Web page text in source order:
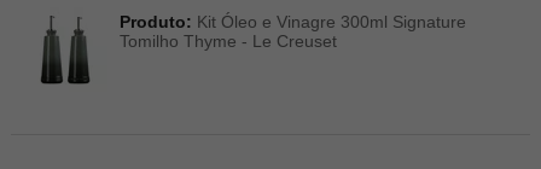
Produto: Kit Óleo e Vinagre 300ml Signature
Tomilho Thyme - Le Creuset